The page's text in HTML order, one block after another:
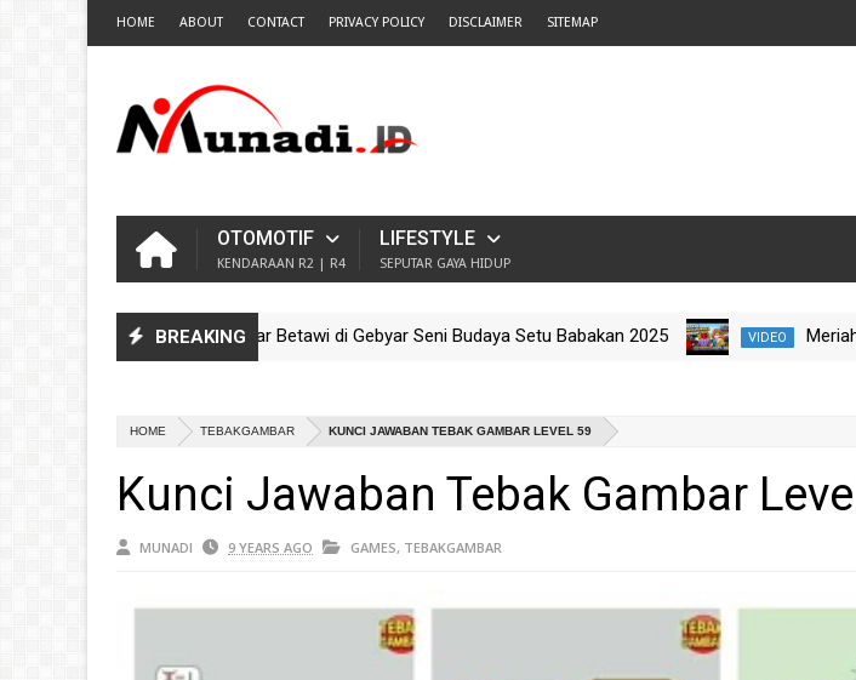
HOME ABOUT CONTACT PRIVACY POLICY DISCLAIMER SITEMAP
OTOMOTIF
KENDARAAN R2 | R4
LIFESTYLE
SEPUTAR GAYA HIDUP
BREAKING
Ondel Sanggar Sinar Betawi di Gebyar Seni Budaya Setu Babakan 2025 VIDEO Meriahnya
HOME TEBAKGAMBAR KUNCI JAWABAN TEBAK GAMBAR LEVEL 59
Kunci Jawaban Tebak Gambar
MUNADI 9 YEARS AGO GAMES, TEBAKGAMBAR